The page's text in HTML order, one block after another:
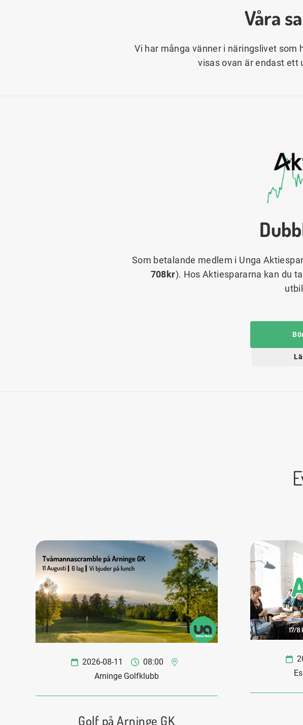
Våra
Vi har många vänner i näringslivet som
visas ovan är endast ett
Som betalande medlem i Unga
708kr). Hos Aktiespararna kan du
2026-08-11
08:00
Arninge Golfklubb
Golf på Arninge GK